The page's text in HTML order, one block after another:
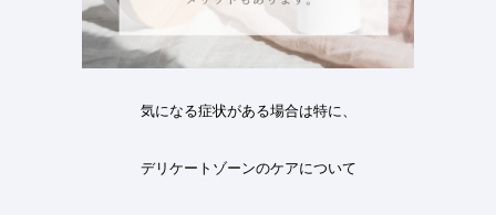
気になる症状がある場合は特に、
デリケートゾーンのケアについて